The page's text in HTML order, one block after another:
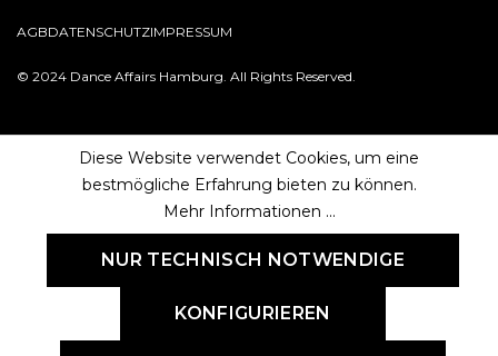
© 2024 Dance Affairs Hamburg. All Rights Reserved.
AGBDATENSCHUTZIMPRESSUM
Diese Website verwendet Cookies, um eine
bestmögliche Erfahrung bieten zu können.
Mehr Informationen ...
NUR TECHNISCH NOTWENDIGE
KONFIGURIEREN